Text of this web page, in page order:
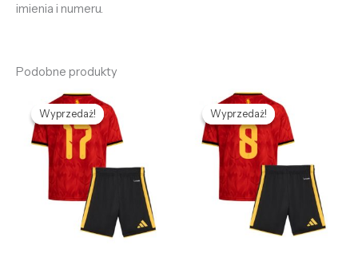
imienia i numeru.
Podobne produkty
Wyprzedaż!
Wyprzedaż!
Pierwotna
cena
wynosiła:
469,88 zł.
cena
wynosi:
125,62 zł.
Wyprzedaż!
Wyprzedaż!
Pierwotna
cena
wynosiła:
469,88 zł.
cena
wynosi:
125,62 zł.